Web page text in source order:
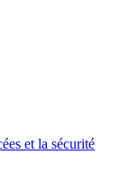
et la sécurité